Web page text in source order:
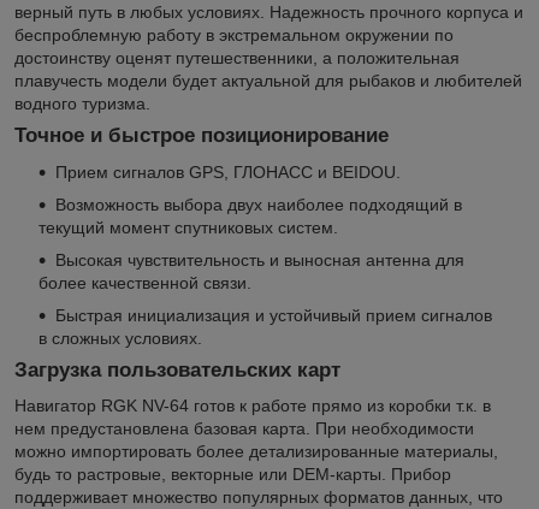
верный путь в любых условиях. Надежность прочного корпуса и
беспроблемную работу в экстремальном окружении по
достоинству оценят путешественники, а положительная
плавучесть модели будет актуальной для рыбаков и любителей
водного туризма.
Точное и быстрое позиционирование
Прием сигналов GPS, ГЛОНАСС и BEIDOU.
Возможность выбора двух наиболее подходящий в
текущий момент спутниковых систем.
Высокая чувствительность и выносная антенна для
более качественной связи.
Быстрая инициализация и устойчивый прием сигналов
в сложных условиях.
Загрузка пользовательских карт
Навигатор RGK NV-64 готов к работе прямо из коробки т.к. в
нем предустановлена базовая карта. При необходимости
можно импортировать более детализированные материалы,
будь то растровые, векторные или DEM-карты. Прибор
поддерживает множество популярных форматов данных, что